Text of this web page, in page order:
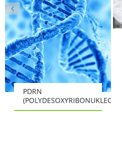
PDRN
(POLYDESOXYRIBONUKLEOTID)